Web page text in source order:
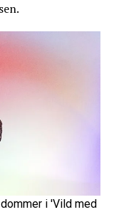
i 'Vild med